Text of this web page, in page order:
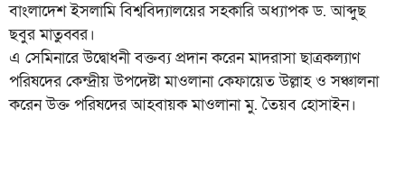
বাংলাদেশ ইসলামি বিশ্ববিদ্যালয়ের সহকারি অধ্যাপক ড. আব্দুছ
ছবুর মাতুব্বর।
এ সেমিনারে উদ্বোধনী বক্তব্য প্রদান করেন মাদরাসা ছাত্রকল্যাণ
পরিষদের কেন্দ্রীয় উপদেষ্টা মাওলানা কেফায়েত উল্লাহ ও সঞ্চালনা
করেন উক্ত পরিষদের আহবায়ক মাওলানা মু. তৈয়ব হোসাইন।